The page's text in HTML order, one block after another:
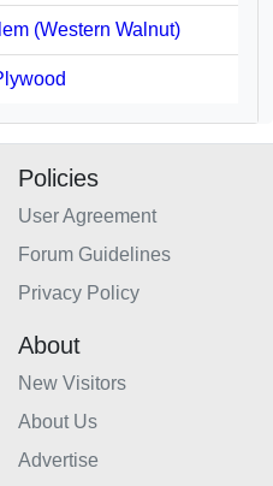
(Western Walnut)
Policies
User Agreement
Forum Guidelines
Privacy Policy
About
New Visitors
About Us
Advertise